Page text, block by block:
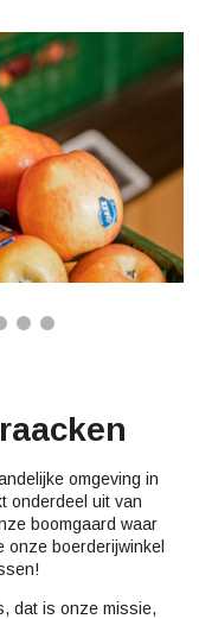
omgeving in
onderdeel uit van
boomgaard waar
onze boerderijwinkel
dat is onze missie,